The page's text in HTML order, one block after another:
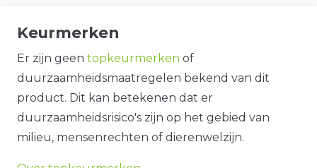
Keurmerken
Er zijn geen topkeurmerken of
duurzaamheidsmaatregelen bekend van dit
product. Dit kan betekenen dat er
duurzaamheidsrisico's zijn op het gebied van
milieu, mensenrechten of dierenwelzijn.